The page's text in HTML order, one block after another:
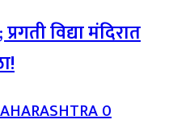
विद्या मंदिरात
0